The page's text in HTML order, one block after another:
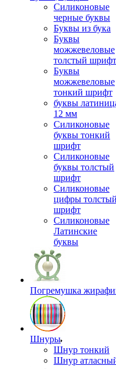
Силиконовые
черные буквы
Буквы из бука
Буквы
можжевеловые
толстый шрифт
Буквы
можжевеловые
тонкий шрифт
буквы
12 мм
Силиконовые
буквы тонкий
шрифт
Силиконовые
буквы толстый
шрифт
Силиконовые
цифры толстый
шрифт
Силиконовые
Латинские
буквы
Погремушка
Шнуры
Шнур тонкий
Шнур